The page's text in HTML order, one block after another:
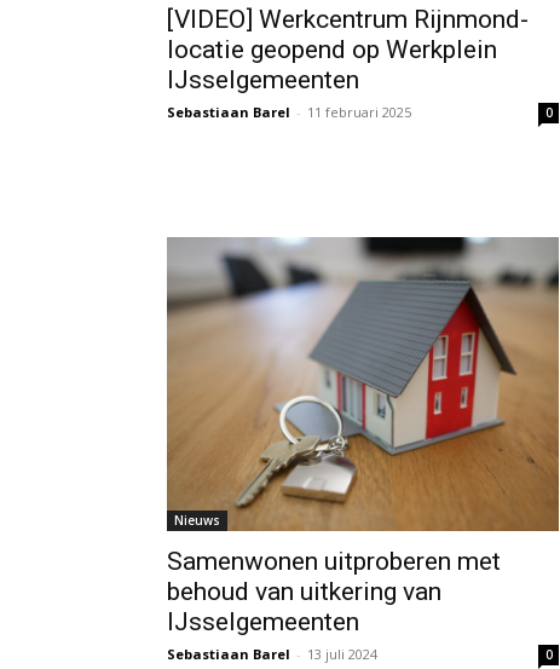
[VIDEO] Werkcentrum Rijnmond-
locatie geopend op Werkplein
IJsselgemeenten
Sebastiaan Barel - 11 februari 2025 0
Nieuws
Samenwonen uitproberen met
behoud van uitkering van
IJsselgemeenten
Sebastiaan Barel - 13 juli 2024 0